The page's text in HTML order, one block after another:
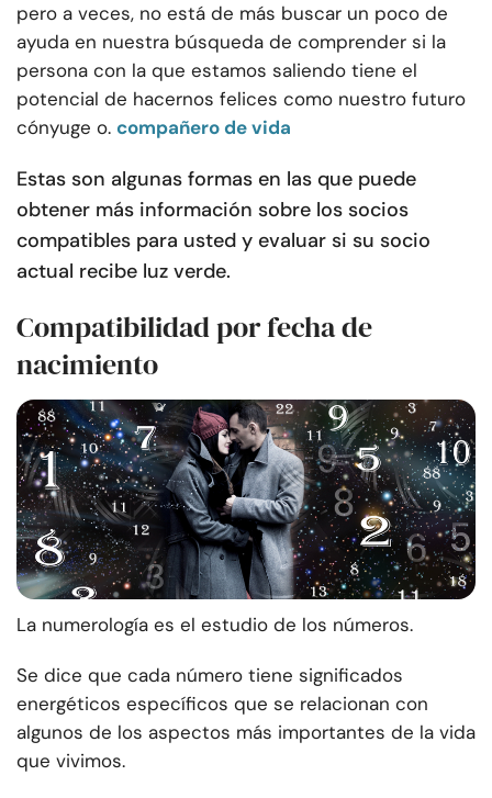
pero a veces, no está de más buscar un poco de
ayuda en nuestra búsqueda de comprender si la
persona con la que estamos saliendo tiene el
potencial de hacernos felices como nuestro futuro
cónyuge o. compañero de vida
Estas son algunas formas en las que puede
obtener más información sobre los socios
compatibles para usted y evaluar si su socio
actual recibe luz verde.
Compatibilidad por fecha de
nacimiento
La numerología es el estudio de los números.
Se dice que cada número tiene significados
energéticos específicos que se relacionan con
algunos de los aspectos más importantes de la vida
que vivimos.